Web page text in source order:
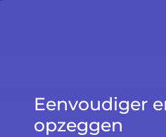
Eenvoudiger
opzeggen